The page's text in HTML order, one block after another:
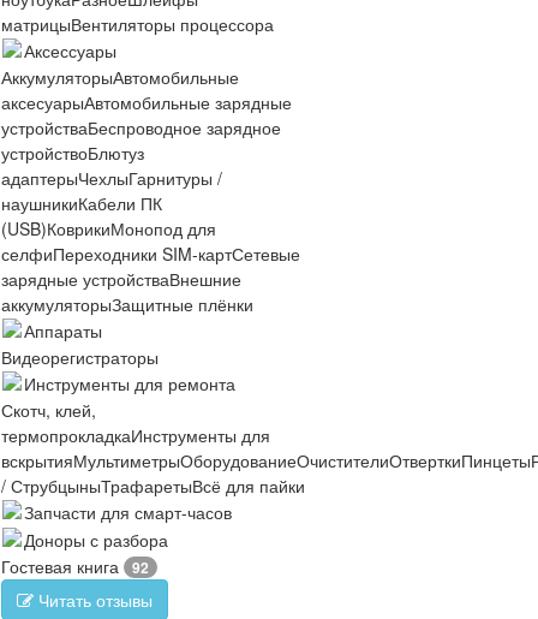
матрицыВентиляторы процессора
Аксессуары
АккумуляторыАвтомобильные
аксесуарыАвтомобильные зарядные
устройстваБеспроводное зарядное
устройствоБлютуз
адаптерыЧехлыГарнитуры /
наушникиКабели ПК
(USB)КоврикиМонопод для
селфиПереходники SIM-картСетевые
зарядные устройстваВнешние
аккумуляторыЗащитные плёнки
Аппараты
Видеорегистраторы
Инструменты для ремонта
Скотч, клей,
термопрокладкаИнструменты для
вскрытияМультиметрыОборудованиеОчистителиОтверткиПинцеты
/ СтрубцыныТрафаретыВсё для пайки
Запчасти для смарт-часов
Доноры с разбора
Гостевая книга
92
Читать отзывы